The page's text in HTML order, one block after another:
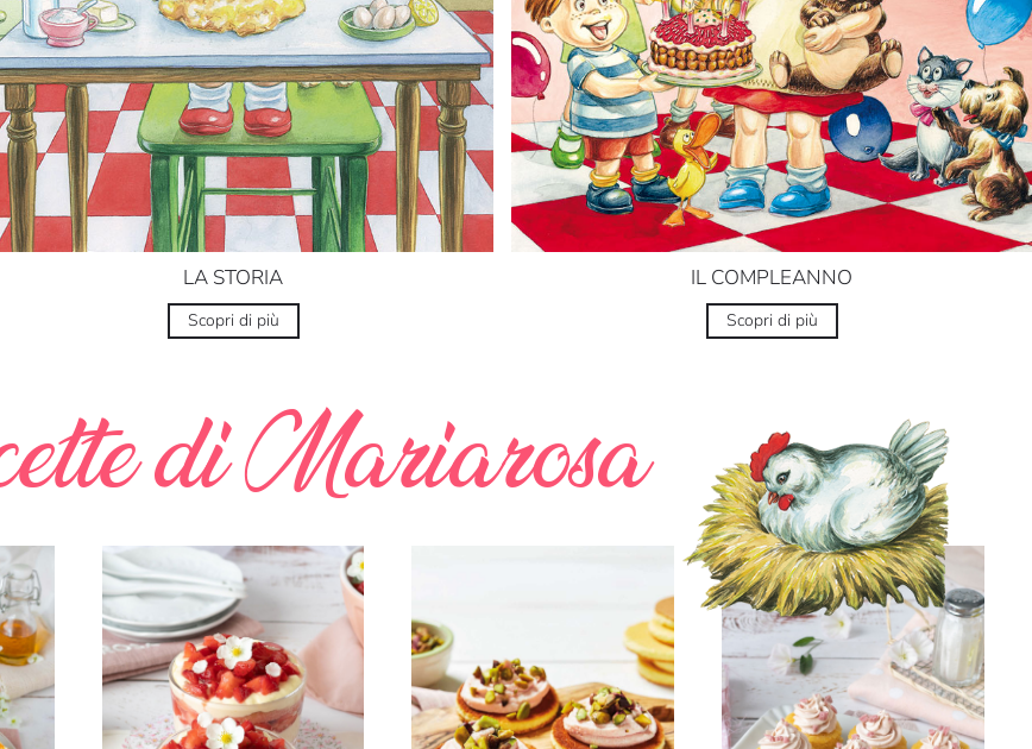
LA STORIA
Scopri di più
IL COMPLEANNO
Scopri di più
di Mariarosa